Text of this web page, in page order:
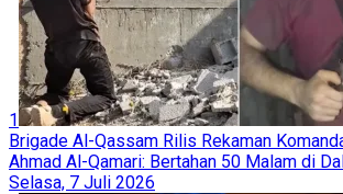
1
Brigade Al-Qassam Rilis Rekaman
Ahmad Al-Qamari: Bertahan 50 Malam di
Selasa, 7 Juli 2026